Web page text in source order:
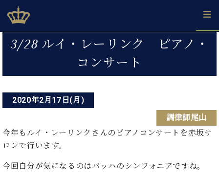
to
content
ベヒシュタインジャパン公式サイト
BECHSTEIN JAPAN Official Site
カ
タ
ベ
シ
ュ
イ
ン
ン
展
ピ
ノ
ュ
タ
の
グ
ン
の
名
ヒ
シ
タ
ガ
会
録
ご
内
タ
で、
演
し
報
用
報
3/28 ルイ・レーリンク ピアノ・
コンサート
2020年2月17日(月)
調律師尾山
今年もルイ・レーリンクさんのピアノコンサートを赤坂サ
ロンで行います。
今回自分が気になるのはバッハのシンフォニアですね。
投
ゲ
シ
ョ
ン